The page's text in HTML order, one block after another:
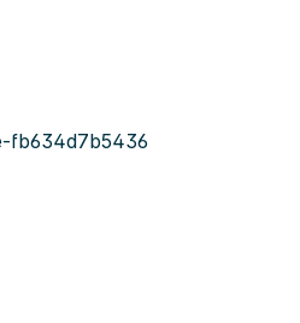
fb634d7b5436